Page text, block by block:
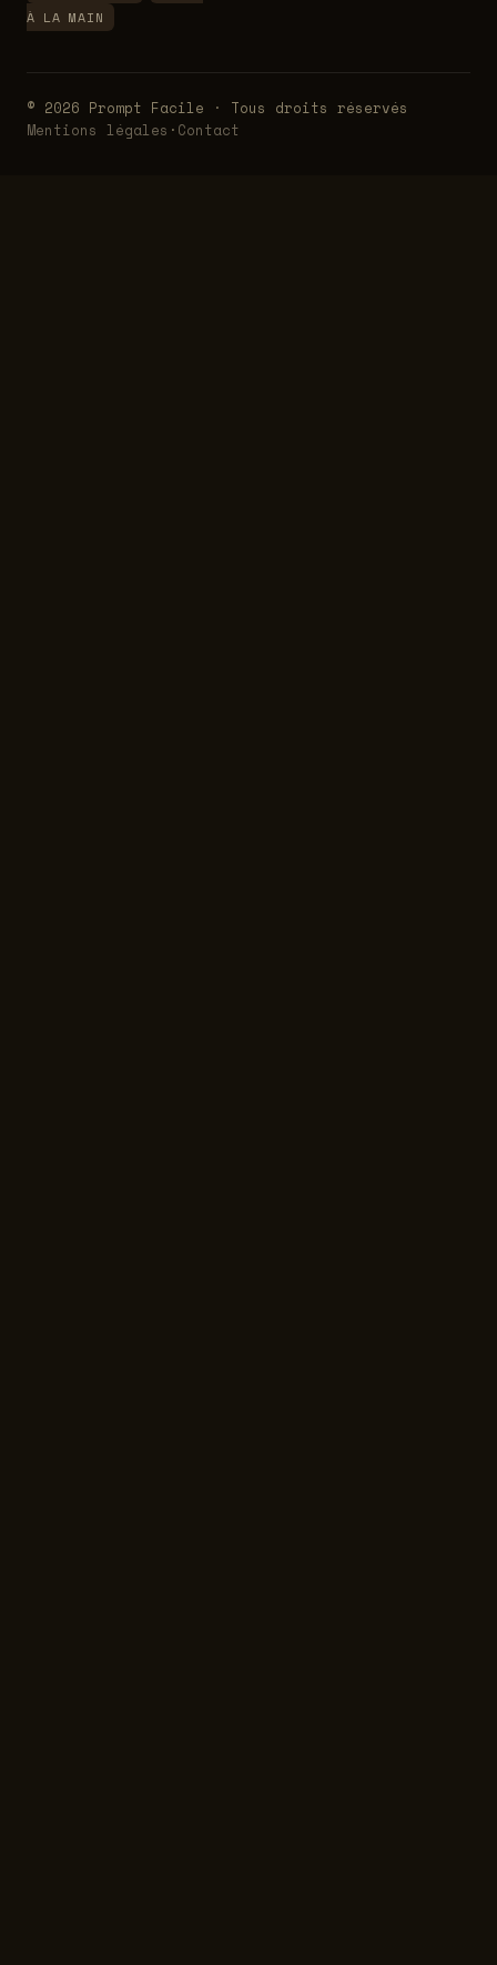
À LA MAIN
© 2026 Prompt Facile · Tous droits réservés
Mentions légales · Contact